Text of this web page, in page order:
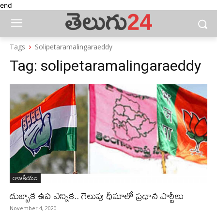
end
Tags Solipetaramalingaraeddy
Tag: solipetaramalingaraeddy
రాజకీయం
దుబ్బాక ఉప ఎన్నిక.. గెలుపు ధీమాలో ప్రధాన పార్టీలు
November 4, 2020